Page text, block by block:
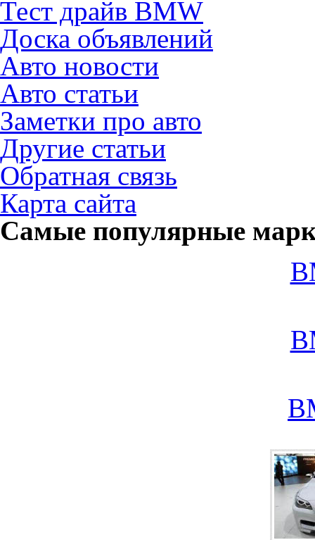
Тест драйв BMW
Доска объявлений
Авто новости
Авто статьи
Заметки про авто
Другие статьи
Обратная связь
Карта сайта
Самые популярные